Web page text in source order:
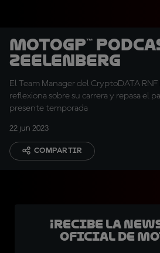
MotoGP™
Zeelenberg
El Team Manager del CryptoDATA
reflexiona sobre su carrera y repasa el
presente temporada
22 jun 2023
COMPARTIR
¡Recibe la
oficial de